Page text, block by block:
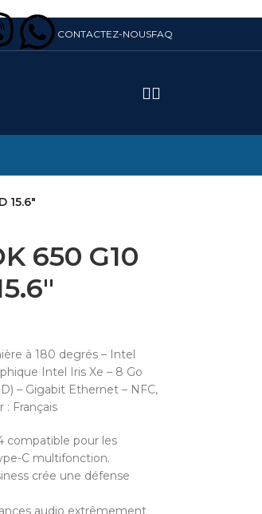
CONTACTEZ-NOUSFAQ
15.6″
650 G10
à 180 degrés – Intel
Intel Iris Xe – 8 Go
– Gigabit Ethernet – NFC,
Français
compatible pour les
C multifonction.
crée une défense
audio extrêmement